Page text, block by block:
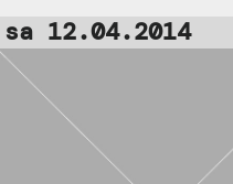
sa 12.04.2014